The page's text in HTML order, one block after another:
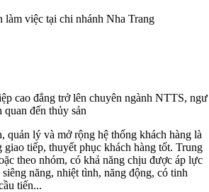
làm việc tại chi nhánh Nha Trang
cao đẳng trở lên chuyên ngành NTTS, ngư
quan đến thủy sản
quản lý và mở rộng hệ thống khách hàng là
tiếp, thuyết phục khách hàng tốt. Trung
theo nhóm, có khả năng chịu được áp lực
năng, nhiệt tình, năng động, có tinh
tiến...